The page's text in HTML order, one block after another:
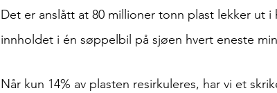
Det er anslått at 80 millioner tonn plast lekker ut
innholdet i én søppelbil på sjøen hvert eneste
Når kun 14% av plasten resirkuleres, har vi et